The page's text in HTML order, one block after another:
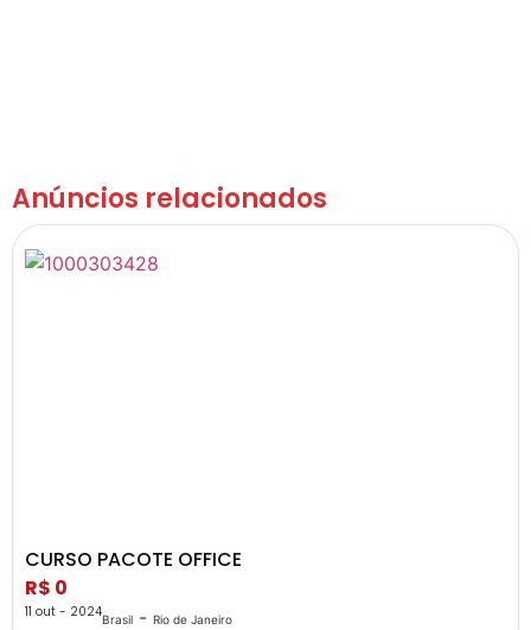
Anúncios relacionados
CURSO PACOTE OFFICE
R$ 0
11 out - 2024Brasil - Rio de Janeiro